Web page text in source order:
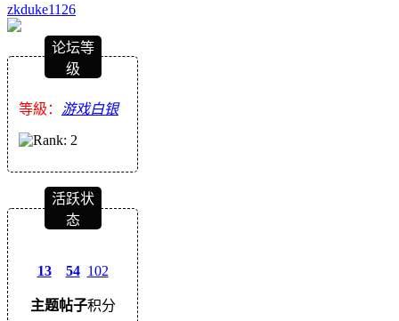
zkduke1126
论坛等
级
等級： 游戏白银
活跃状
态
13
主题
54
帖子
102
积分